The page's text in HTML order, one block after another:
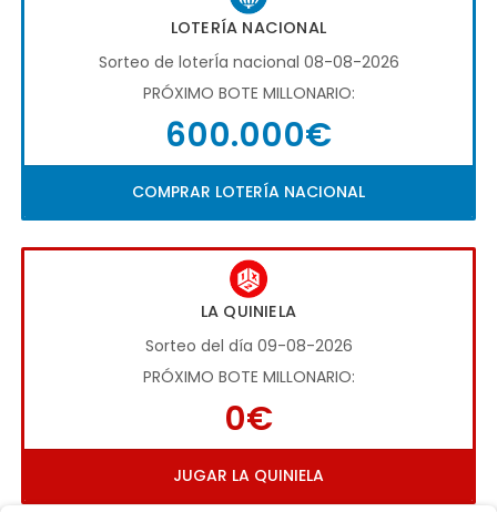
LOTERÍA NACIONAL
Sorteo de loterÍa nacional 08-08-2026
PRÓXIMO BOTE MILLONARIO:
600.000€
COMPRAR LOTERÍA NACIONAL
LA QUINIELA
Sorteo del día 09-08-2026
PRÓXIMO BOTE MILLONARIO:
0€
JUGAR LA QUINIELA